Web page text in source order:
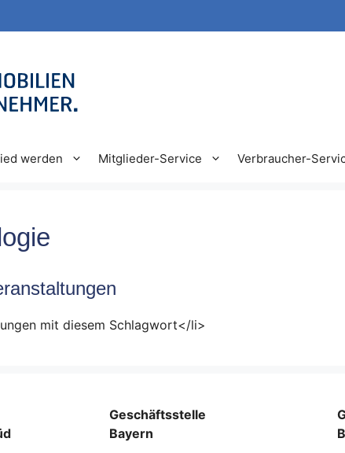
werden Mitglieder-Service Verbraucher-
mit diesem Schlagwort</li>
Geschäftsstelle
Bayern